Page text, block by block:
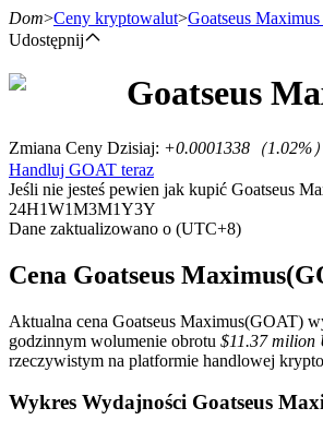
Kontrakty terminowe
Kontrakty terminowe na USDT
Kontrakty futures wykorzystujące
Dom>Ceny kryptowalut>Goatseus Maximus
Udostępnij
Goatseus
Zmiana Ceny Dzisiaj: +0.0001338 （1.02%）
Handluj GOAT teraz
Jeśli nie jesteś pewien jak kupić Goatseus
24H1W1M3M1Y3Y
Dane zaktualizowano o (UTC+8)
Cena Goatseus
Aktualna cena Goatseus Maximus(GOAT)
godzinnym wolumenie obrotu $11.37 milion
rzeczywistym na platformie handlowej
Wykres Wydajności Goatseus